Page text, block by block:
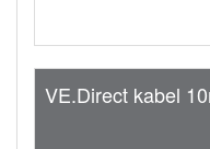
VE.Direct kabel